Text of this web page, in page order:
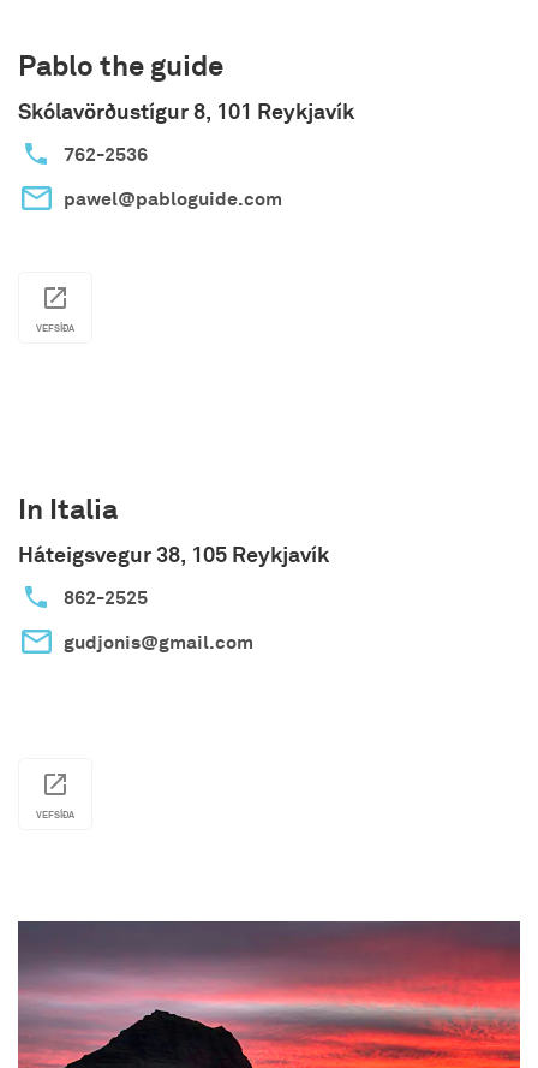
Pablo the guide
Skólavörðustígur 8, 101 Reykjavík
762-2536
pawel@pabloguide.com
VEFSÍÐA
In Italia
Háteigsvegur 38, 105 Reykjavík
862-2525
gudjonis@gmail.com
VEFSÍÐA